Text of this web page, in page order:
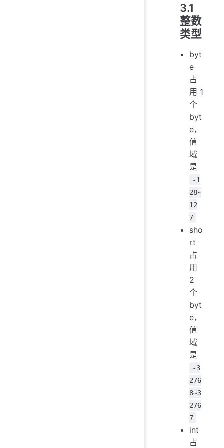
3.1
整数
类型
byt
e
占
用 1
个
byt
e，
值
域
是
-1
28~
12
7
sho
rt
占
用
2
个
byt
e，
值
域
是
-3
276
8~3
276
7
int
占